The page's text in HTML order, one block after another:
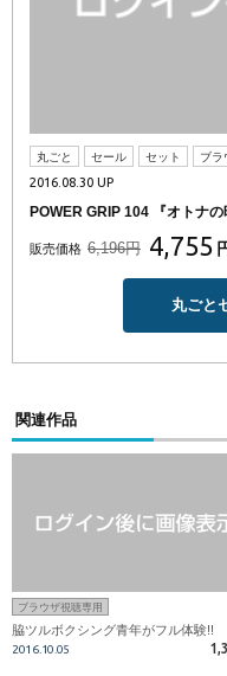
丸ごと セール セット ブラ
2016.08.30 UP
POWER GRIP 104 『オトナの
販売価格 6,196円 4,755
丸ごと
関連作品
ブラウザ視聴専用
脇ツルボクシング青年がフル体験!!
2016.10.05